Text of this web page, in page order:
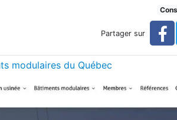
Partager sur
modulaires du Québec